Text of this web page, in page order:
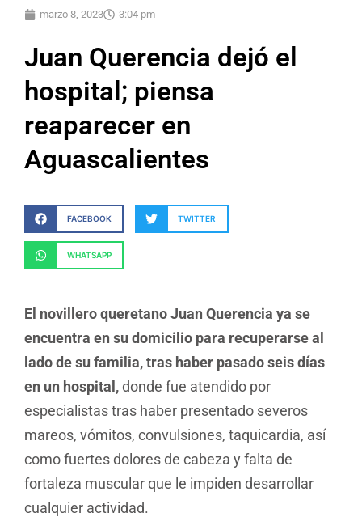
marzo 8, 2023 3:04 pm
Juan Querencia dejó el
hospital; piensa
reaparecer en
Aguascalientes
FACEBOOK TWITTER
WHATSAPP
El novillero queretano Juan Querencia ya se
encuentra en su domicilio para recuperarse al
lado de su familia, tras haber pasado seis días
en un hospital,donde fue atendido por
especialistas tras haber presentado severos
mareos, vómitos, convulsiones, taquicardia, así
como fuertes dolores de cabeza y falta de
fortaleza muscular que le impiden desarrollar
cualquier actividad.